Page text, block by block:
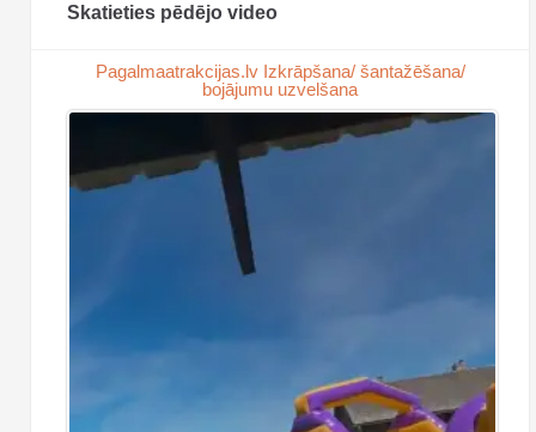
Skatieties pēdējo video
Pagalmaatrakcijas.lv Izkrāpšana/ šantažēšana/
bojājumu uzvelšana